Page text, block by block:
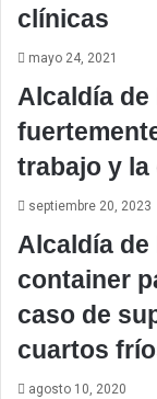
clínicas
mayo 24, 2021
Alcaldía de
trabajo y la
septiembre 20, 2023
Alcaldía de
container
caso de
cuartos
agosto 10, 2020